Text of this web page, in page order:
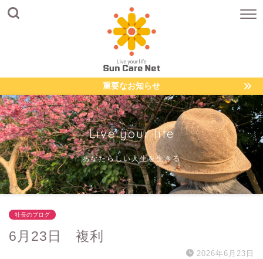
重要なお知らせ
Live your life
あなたらしい人生を生きる
社長のブログ
6月23日 複利
2026年6月23日